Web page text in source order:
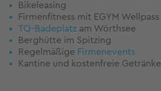
Bikeleasing
Firmenfitness mit EGYM Wellpass
TQ-Badeplatz am Wörthsee
Berghütte im Spitzing
Regelmäßige Firmenevents
Kantine und kostenfreie Getränke